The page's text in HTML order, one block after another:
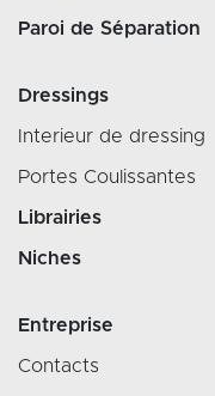
Paroi de Séparation
Dressings
Interieur de dressing
Portes Coulissantes
Librairies
Niches
Entreprise
Contacts